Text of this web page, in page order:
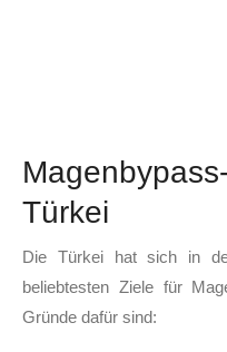
Türkei
Die Türkei hat sich in
beliebtesten Ziele für
Gründe dafür sind: